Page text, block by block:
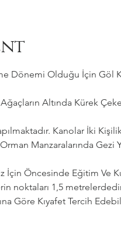
Dönemi Olduğu İçin Göl
Altında Kürek
Kanolar İki
Manzaralarında
İçin Öncesinde Eğitim Ve
noktaları 1,5
Göre Kıyafet Tercih